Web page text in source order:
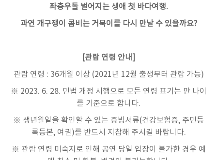
좌충우돌 벌어지는 생애 첫 바다여행.
과연 개구쟁이 콤비는 거북이를 다시 만날 수 있을까요?
[관람 연령 안내]
관람 연령 : 36개월 이상 (2021년 12월 출생부터 관람 가능)
※ 2023. 6. 28. 민법 개정 시행으로 모든 연령 표기는 만 나이
를 기준으로 합니다.
※ 생년월일을 확인할 수 있는 증빙서류(건강보험증, 주민등
록등본, 여권)를 반드시 지참해 주시길 바랍니다.
※ 관람 연령 미숙지로 인해 공연 당일 입장이 불가한 경우 예